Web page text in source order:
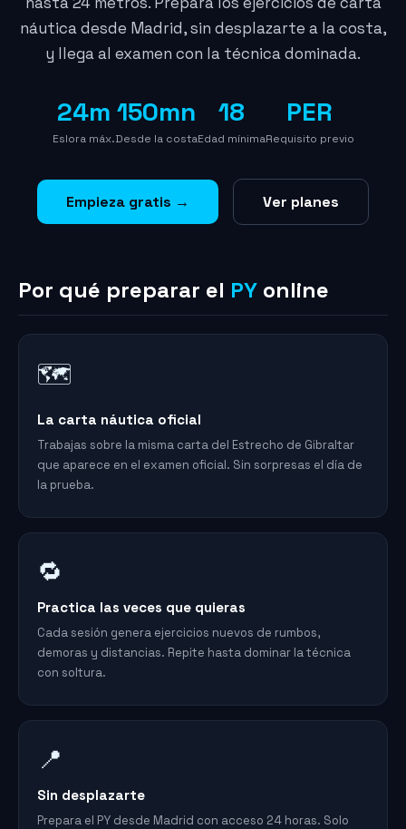
náutica desde Madrid, sin desplazarte a la costa,
y llega al examen con la técnica dominada.
24m
Eslora máx.
150mn
Desde la costa
18
Edad mínima
PER
Requisito previo
Empieza gratis → Ver planes
Por qué preparar el PY online
🗺️
La carta náutica oficial
Trabajas sobre la misma carta del Estrecho de Gibraltar
que aparece en el examen oficial. Sin sorpresas el día de
la prueba.
🔁
Practica las veces que quieras
Cada sesión genera ejercicios nuevos de rumbos,
demoras y distancias. Repite hasta dominar la técnica
con soltura.
📍
Sin desplazarte
Prepara el PY desde Madrid con acceso 24 horas. Solo